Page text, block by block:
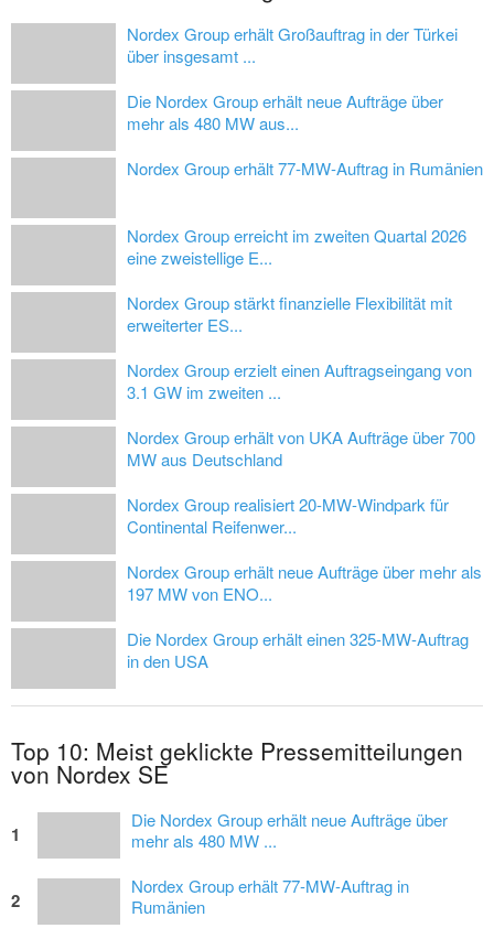
Nordex Group erhält Großauftrag in der Türkei
über insgesamt ...
Die Nordex Group erhält neue Aufträge über
mehr als 480 MW aus...
Nordex Group erhält 77-MW-Auftrag in Rumänien
Nordex Group erreicht im zweiten Quartal 2026
eine zweistellige E...
Nordex Group stärkt finanzielle Flexibilität mit
erweiterter ES...
Nordex Group erzielt einen Auftragseingang von
3.1 GW im zweiten ...
Nordex Group erhält von UKA Aufträge über 700
MW aus Deutschland
Nordex Group realisiert 20-MW-Windpark für
Continental Reifenwer...
Nordex Group erhält neue Aufträge über mehr als
197 MW von ENO...
Die Nordex Group erhält einen 325-MW-Auftrag
in den USA
Top 10: Meist geklickte Pressemitteilungen
von Nordex SE
1
Die Nordex Group erhält neue Aufträge über
mehr als 480 MW ...
2
Nordex Group erhält 77-MW-Auftrag in
Rumänien